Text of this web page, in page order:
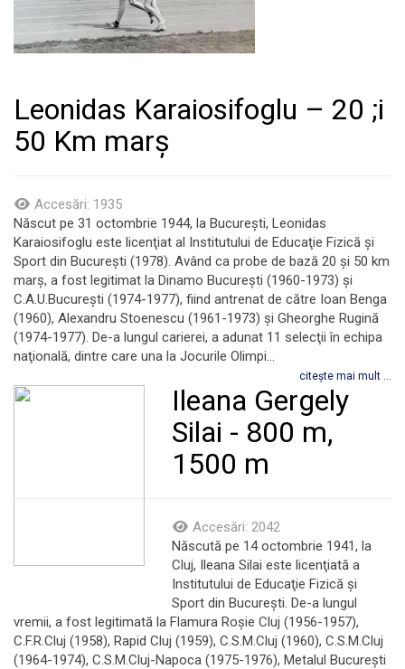
Leonidas Karaiosifoglu – 20 ;i
50 Km marș
Accesări: 1935
Născut pe 31 octombrie 1944, la Bucureşti, Leonidas
Karaiosifoglu este licenţiat al Institutului de Educaţie Fizică şi
Sport din Bucureşti (1978). Având ca probe de bază 20 și 50 km
marș, a fost legitimat la Dinamo Bucureşti (1960-1973) și
C.A.U.Bucureşti (1974-1977), fiind antrenat de către Ioan Benga
(1960), Alexandru Stoenescu (1961-1973) și Gheorghe Rugină
(1974-1977). De-a lungul carierei, a adunat 11 selecţii în echipa
naţională, dintre care una la Jocurile Olimpi...
citește mai mult ...
Ileana Gergely
Silai - 800 m,
1500 m
Accesări: 2042
Născută pe 14 octombrie 1941, la
Cluj, Ileana Silai este licenţiată a
Institutului de Educaţie Fizică şi
Sport din Bucureşti. De-a lungul
vremii, a fost legitimată la Flamura Roşie Cluj (1956-1957),
C.F.R.Cluj (1958), Rapid Cluj (1959), C.S.M.Cluj (1960), C.S.M.Cluj
(1964-1974), C.S.M.Cluj-Napoca (1975-1976), Metalul Bucureşti